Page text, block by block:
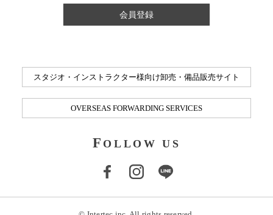
会員登録
スタジオ・インストラクター様向け卸売・備品販売サイト
OVERSEAS FORWARDING SERVICES
F OLLOW US